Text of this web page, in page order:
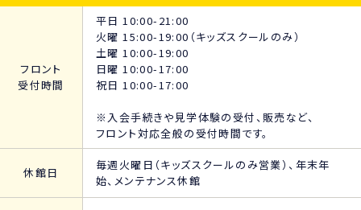
フロント
受付時間
平日 10:00-21:00
火曜 15:00-19:00（キッズスクールのみ）
土曜 10:00-19:00
日曜 10:00-17:00
祝日 10:00-17:00
※入会手続きや見学体験の受付、販売など、
フロント対応全般の受付時間です。
休館日
毎週火曜日（キッズスクールのみ営業）、年末年
始、メンテナンス休館